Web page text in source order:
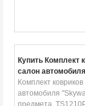
Купить Комплект
салон
3 предмета.
BE/S01702001
Комплект
автомобиля
предмета.